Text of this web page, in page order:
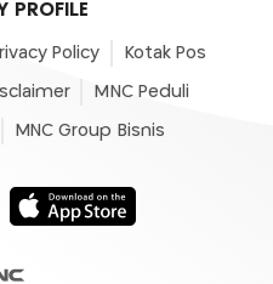
PROFILE
Policy Kotak Pos
MNC Peduli
MNC Group Bisnis